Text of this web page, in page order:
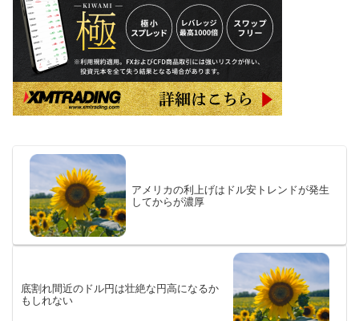
アメリカの利上げはドル安トレンドが発生
してからが濃厚
底割れ間近のドル円は壮絶な円高になるか
もしれない